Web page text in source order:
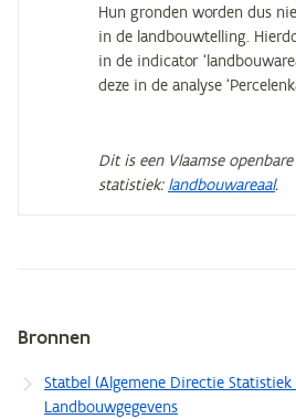
Hun gronden worden dus
in de landbouwtelling.
in de indicator
deze in de analyse
Dit is een Vlaamse openbare
statistiek: landbouwareaal.
Metagegevens
Bronnen
Statbel (Algemene Directie
Landbouwgegevens